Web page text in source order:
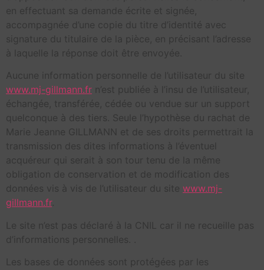
en effectuant sa demande écrite et signée,
accompagnée d’une copie du titre d’identité avec
signature du titulaire de la pièce, en précisant l’adresse
à laquelle la réponse doit être envoyée.
Aucune information personnelle de l’utilisateur du site
www.mj-gillmann.fr n’est publiée à l’insu de l’utilisateur,
échangée, transférée, cédée ou vendue sur un support
quelconque à des tiers. Seule l’hypothèse du rachat de
Marie Jeanne GILLMANN et de ses droits permettrait la
transmission des dites informations à l’éventuel
acquéreur qui serait à son tour tenu de la même
obligation de conservation et de modification des
données vis à vis de l’utilisateur du site www.mj-
gillmann.fr.
Le site n’est pas déclaré à la CNIL car il ne recueille pas
d’informations personnelles. .
Les bases de données sont protégées par les